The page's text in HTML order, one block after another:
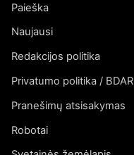
Paieška
Naujausi
Redakcijos politika
Privatumo politika / BDAR
Pranešimų atsisakymas
Robotai